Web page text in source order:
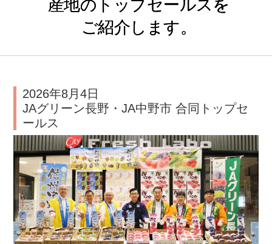
産地のトップセールスを
ご紹介します。
2026年8月4日
JAグリーン長野・JA中野市 合同トップセ
ールス